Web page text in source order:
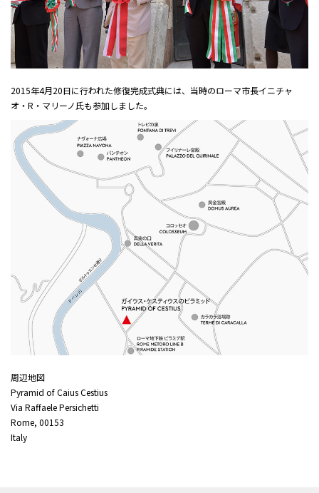
2015年4月20日に行われた修復完成式典には、当時のローマ市長イニチャ
オ・R・マリーノ氏も参加しました。
周辺地図
Pyramid of Caius Cestius
Via Raffaele Persichetti
Rome, 00153
Italy